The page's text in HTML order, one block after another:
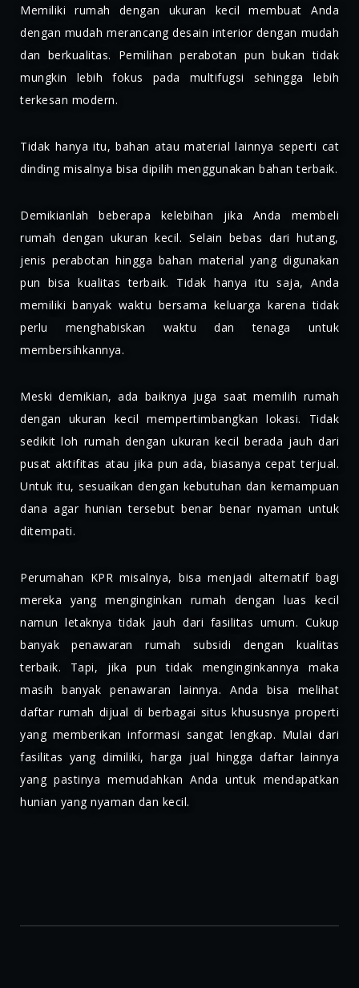
Memiliki rumah dengan ukuran kecil membuat Anda
dengan mudah merancang desain interior dengan mudah
dan berkualitas. Pemilihan perabotan pun bukan tidak
mungkin lebih fokus pada multifugsi sehingga lebih
terkesan modern.
Tidak hanya itu, bahan atau material lainnya seperti cat
dinding misalnya bisa dipilih menggunakan bahan terbaik.
Demikianlah beberapa kelebihan jika Anda membeli
rumah dengan ukuran kecil. Selain bebas dari hutang,
jenis perabotan hingga bahan material yang digunakan
pun bisa kualitas terbaik. Tidak hanya itu saja, Anda
memiliki banyak waktu bersama keluarga karena tidak
perlu menghabiskan waktu dan tenaga untuk
membersihkannya.
Meski demikian, ada baiknya juga saat memilih rumah
dengan ukuran kecil mempertimbangkan lokasi. Tidak
sedikit loh rumah dengan ukuran kecil berada jauh dari
pusat aktifitas atau jika pun ada, biasanya cepat terjual.
Untuk itu, sesuaikan dengan kebutuhan dan kemampuan
dana agar hunian tersebut benar benar nyaman untuk
ditempati.
Perumahan KPR misalnya, bisa menjadi alternatif bagi
mereka yang menginginkan rumah dengan luas kecil
namun letaknya tidak jauh dari fasilitas umum. Cukup
banyak penawaran rumah subsidi dengan kualitas
terbaik. Tapi, jika pun tidak menginginkannya maka
masih banyak penawaran lainnya. Anda bisa melihat
daftar rumah dijual di berbagai situs khususnya properti
yang memberikan informasi sangat lengkap. Mulai dari
fasilitas yang dimiliki, harga jual hingga daftar lainnya
yang pastinya memudahkan Anda untuk mendapatkan
hunian yang nyaman dan kecil.